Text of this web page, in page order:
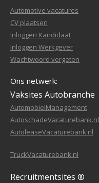
Automotive vacatures
CV plaatsen
Inloggen Kandidaat
Inloggen Werkgever
Wachtwoord vergeten
Ons netwerk:
Vaksites Autobranche
AutomobielManagement
AutoschadeVacaturebank.nl
AutoleaseVacaturebank.nl
TruckVacaturebank.nl
Recruitmentsites ®